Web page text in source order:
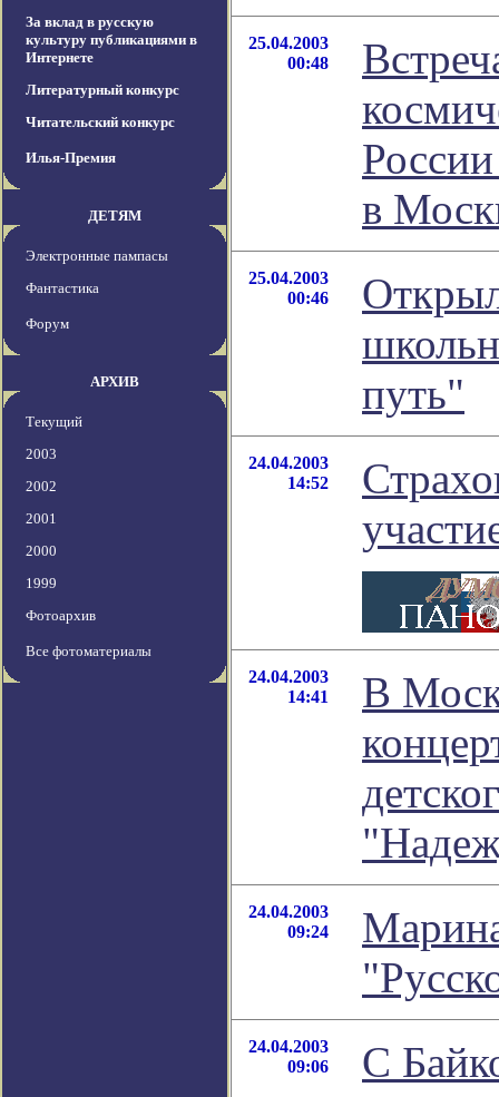
За вклад в русскую
культуру публикациями в
Интернете
Литературный конкурс
Читательский конкурс
Илья-Премия
ДЕТЯМ
Электронные пампасы
Фантастика
Форум
АРХИВ
Текущий
2003
2002
2001
2000
1999
Фотоархив
Все фотоматериалы
25.04.2003
00:48
в
25.04.2003
00:46
путь"
24.04.2003
14:52
24.04.2003
14:41
В
24.04.2003
09:24
24.04.2003
09:06
С